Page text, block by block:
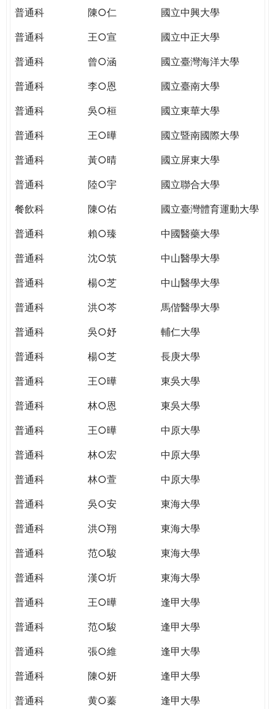
民。
TODAY
WORLD
TOMORROW
YOU
THE
PATH
GLOBAL
普通科
陳○仁
國立中興大學
普通科
王○宣
國立中正大學
普通科
曾○涵
國立臺灣海洋大學
普通科
李○恩
國立臺南大學
普通科
吳○桓
國立東華大學
普通科
王○曄
國立暨南國際大學
普通科
黃○晴
國立屏東大學
普通科
陸○宇
國立聯合大學
餐飲科
陳○佑
國立臺灣體育運動大學
普通科
賴○臻
中國醫藥大學
普通科
沈○筑
中山醫學大學
普通科
楊○芝
中山醫學大學
普通科
洪○芩
馬偕醫學大學
普通科
吳○妤
輔仁大學
普通科
楊○芝
長庚大學
普通科
王○曄
東吳大學
普通科
林○恩
東吳大學
普通科
王○曄
中原大學
普通科
林○宏
中原大學
普通科
林○萱
中原大學
普通科
吳○安
東海大學
普通科
洪○翔
東海大學
普通科
范○駿
東海大學
普通科
漢○圻
東海大學
普通科
王○曄
逢甲大學
普通科
范○駿
逢甲大學
普通科
張○維
逢甲大學
普通科
陳○妍
逢甲大學
普通科
黄○蓁
逢甲大學